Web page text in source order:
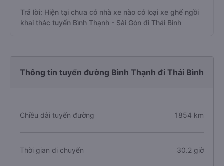
Trả lời: Hiện tại chưa có nhà xe nào có loại xe ghế ngồi
khai thác tuyến Bình Thạnh - Sài Gòn đi Thái Bình
Thông tin tuyến đường Bình Thạnh đi Thái Bình
Chiều dài tuyến đường 1854 km
Thời gian di chuyển 30.2 giờ